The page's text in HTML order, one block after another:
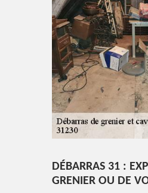
DÉBARRAS 31 :
GRENIER OU DE